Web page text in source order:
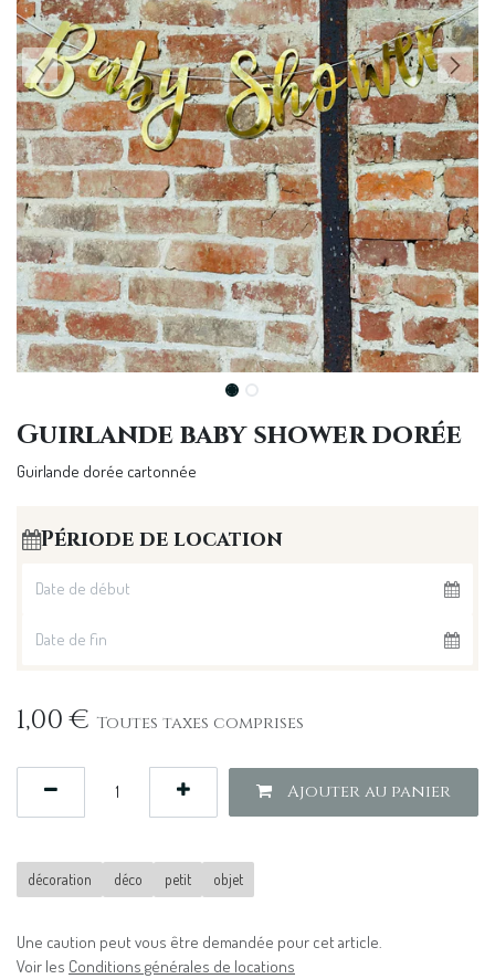
Guirlande baby shower dorée
Guirlande dorée cartonnée
Période de location
1,00€ Toutes taxes comprises
Ajouter au panier
décoration déco petit objet
Une caution peut vous être demandée pour cet article.
Voir les Conditions générales de locations